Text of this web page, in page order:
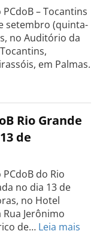
– Tocantins
setembro (quinta-
no Auditório da
em Palmas.
Rio Grande
de
do Rio
no dia 13 de
no Hotel
Jerônimo
de… Leia mais